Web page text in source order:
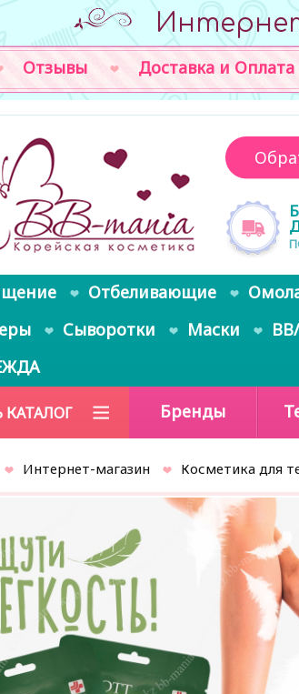
Отзывы Доставка и Оплата
Отбеливающие
Сыворотки Маски
КАТАЛОГ Бренды
Интернет-магазин Косметика для